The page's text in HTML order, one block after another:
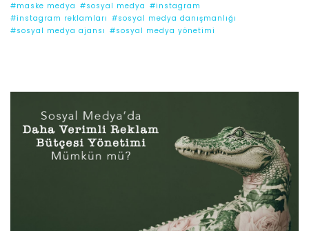
#maske medya #sosyal medya #instagram
#instagram reklamları #sosyal medya danışmanlığı
#sosyal medya ajansı #sosyal medya yönetimi